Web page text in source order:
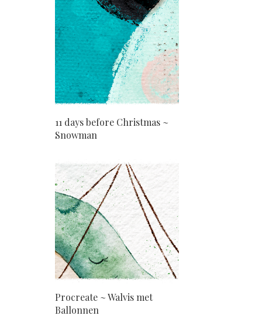
11 days before Christmas ~
Snowman
Procreate ~ Walvis met
Ballonnen